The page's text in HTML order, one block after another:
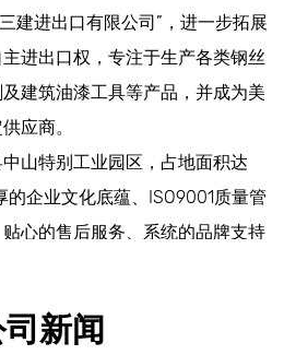
建进出口有限公司”，进一步拓展
进出口权，专注于生产各类钢丝
建筑油漆工具等产品，并成为美
应商。
山特别工业园区，占地面积达
企业文化底蕴、ISO9001质量管
心的售后服务、系统的品牌支持
满意、业务满意”的经营理念，致
新闻